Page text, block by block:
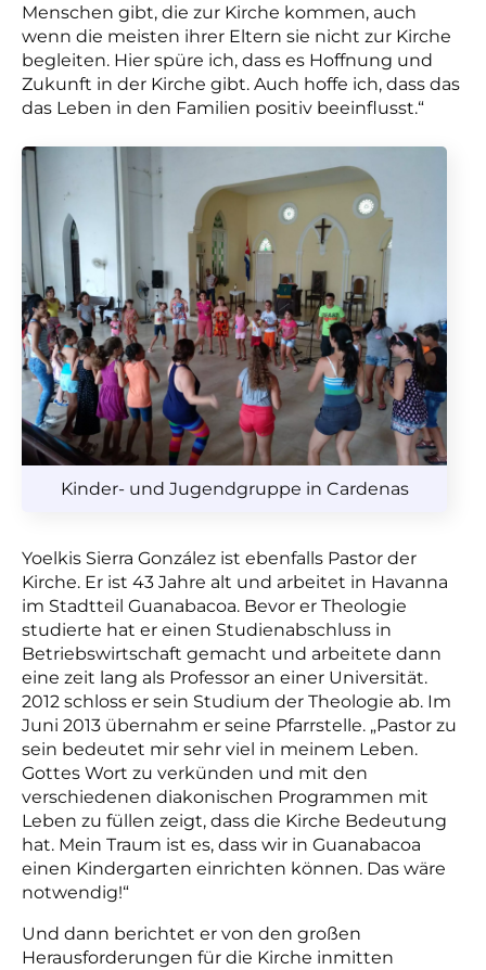
Menschen gibt, die zur Kirche kommen, auch
wenn die meisten ihrer Eltern sie nicht zur Kirche
begleiten. Hier spüre ich, dass es Hoffnung und
Zukunft in der Kirche gibt. Auch hoffe ich, dass das
das Leben in den Familien positiv beeinflusst.“
Kinder- und Jugendgruppe in Cardenas
Yoelkis Sierra González ist ebenfalls Pastor der
Kirche. Er ist 43 Jahre alt und arbeitet in Havanna
im Stadtteil Guanabacoa. Bevor er Theologie
studierte hat er einen Studienabschluss in
Betriebswirtschaft gemacht und arbeitete dann
eine zeit lang als Professor an einer Universität.
2012 schloss er sein Studium der Theologie ab. Im
Juni 2013 übernahm er seine Pfarrstelle. „Pastor zu
sein bedeutet mir sehr viel in meinem Leben.
Gottes Wort zu verkünden und mit den
verschiedenen diakonischen Programmen mit
Leben zu füllen zeigt, dass die Kirche Bedeutung
hat. Mein Traum ist es, dass wir in Guanabacoa
einen Kindergarten einrichten können. Das wäre
notwendig!“
Und dann berichtet er von den großen
Herausforderungen für die Kirche inmitten